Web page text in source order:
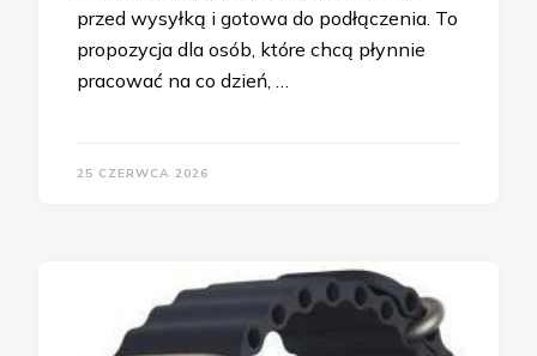
przed wysyłką i gotowa do podłączenia. To
propozycja dla osób, które chcą płynnie
pracować na co dzień, …
25 CZERWCA 2026